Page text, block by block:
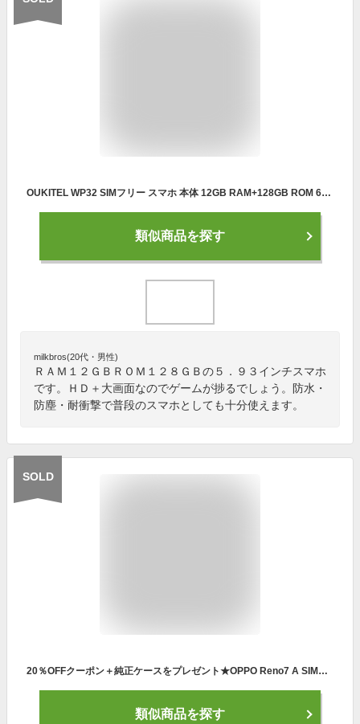
OUKITEL WP32 SIMフリー スマホ 本体 12GB RAM+128GB ROM 6300MAH IP68防水防塵耐衝撃 ANDROID 13 タフネススマホ 5.93インチHD+大画面 スマホ本体 SIMフリー 20MPメインカメラ
類似商品を探す
milkbros(20代・男性)
ＲＡＭ１２ＧＢＲＯＭ１２８ＧＢの５．９３インチスマホ
です。ＨＤ＋大画面なのでゲームが捗るでしょう。防水・
防塵・耐衝撃で普段のスマホとしても十分使えます。
SOLD
20％OFFクーポン＋純正ケースをプレゼント★OPPO Reno7 A SIMフリー Android simfree 5G スマホ 本体 新品 アンドロイド スマートフォン シムフリー 端末 防水 防塵 急速充電 ディスプレイ指紋認証 おサイフケータイ 有機EL DSDV 顔認証 ラジオ マイナンバーカード対応
類似商品を探す